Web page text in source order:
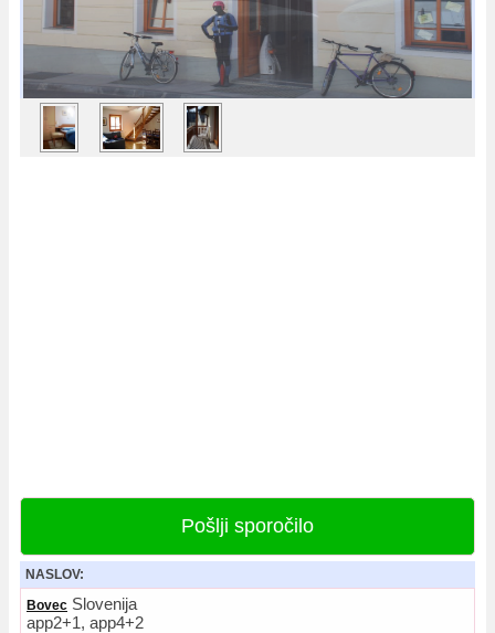
Pošlji sporočilo
NASLOV:
Bovec Slovenija
app2+1, app4+2